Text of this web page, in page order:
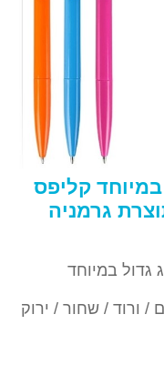
קליפס
גרמניה
במיוחד
ורוד / שחור / ירוק